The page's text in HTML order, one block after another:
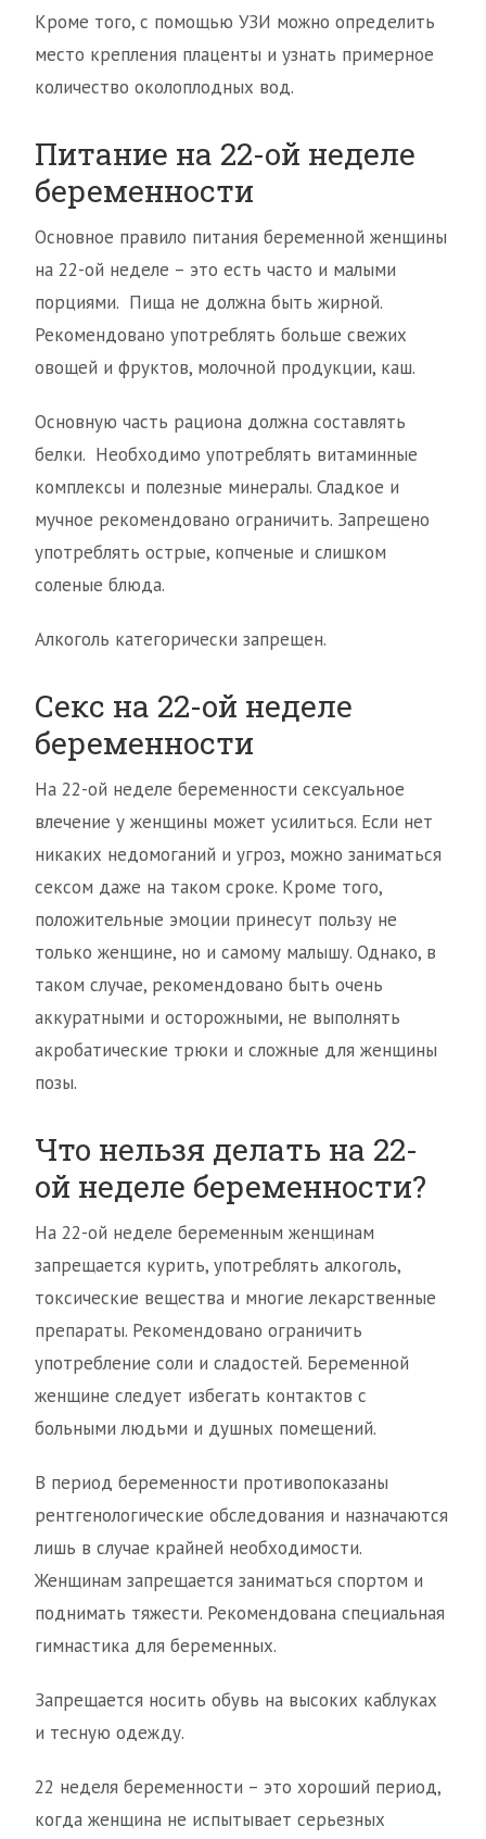
Кроме того, с помощью УЗИ можно определить
место крепления плаценты и узнать примерное
количество околоплодных вод.
Питание на 22-ой неделе
беременности
Основное правило питания беременной женщины
на 22-ой неделе – это есть часто и малыми
порциями. Пища не должна быть жирной.
Рекомендовано употреблять больше свежих
овощей и фруктов, молочной продукции, каш.
Основную часть рациона должна составлять
белки. Необходимо употреблять витаминные
комплексы и полезные минералы. Сладкое и
мучное рекомендовано ограничить. Запрещено
употреблять острые, копченые и слишком
соленые блюда.
Алкоголь категорически запрещен.
Секс на 22-ой неделе
беременности
На 22-ой неделе беременности сексуальное
влечение у женщины может усилиться. Если нет
никаких недомоганий и угроз, можно заниматься
сексом даже на таком сроке. Кроме того,
положительные эмоции принесут пользу не
только женщине, но и самому малышу. Однако, в
таком случае, рекомендовано быть очень
аккуратными и осторожными, не выполнять
акробатические трюки и сложные для женщины
позы.
Что нельзя делать на 22-
ой неделе беременности?
На 22-ой неделе беременным женщинам
запрещается курить, употреблять алкоголь,
токсические вещества и многие лекарственные
препараты. Рекомендовано ограничить
употребление соли и сладостей. Беременной
женщине следует избегать контактов с
больными людьми и душных помещений.
В период беременности противопоказаны
рентгенологические обследования и назначаются
лишь в случае крайней необходимости.
Женщинам запрещается заниматься спортом и
поднимать тяжести. Рекомендована специальная
гимнастика для беременных.
Запрещается носить обувь на высоких каблуках
и тесную одежду.
22 неделя беременности – это хороший период,
когда женщина не испытывает серьезных